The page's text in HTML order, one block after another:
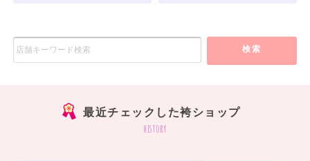
検索
最近チェックした袴ショップ
history